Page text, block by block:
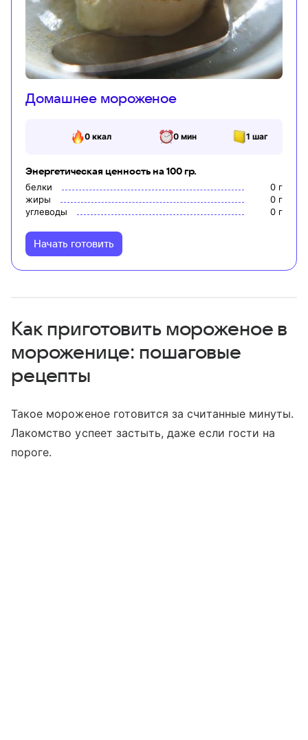
Домашнее мороженое
0ккал 0 мин 1 шаг
Энергетическая ценность на 100 гр.
белки 0 г
жиры
0 г
углеводы
0 г
Начать готовить
Как приготовить мороженое в
мороженице: пошаговые
рецепты
Такое мороженое готовится за считанные минуты.
Лакомство успеет застыть, даже если гости на
пороге.